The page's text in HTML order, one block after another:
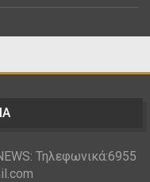
Τηλεφωνικά:6955